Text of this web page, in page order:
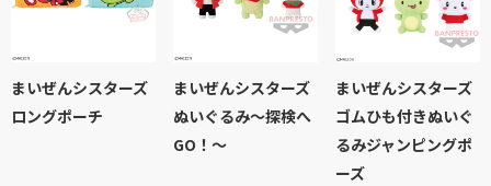
まいぜんシスターズ
ロングポーチ
まいぜんシスターズ
ぬいぐるみ～探検へ
GO！～
まいぜんシスターズ
ゴムひも付きぬいぐ
るみジャンピングポ
ーズ